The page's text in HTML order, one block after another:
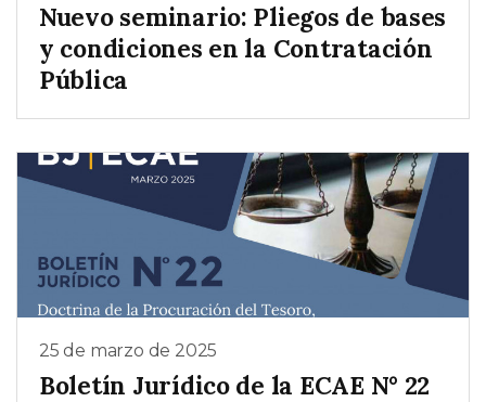
Nuevo seminario: Pliegos de bases
y condiciones en la Contratación
Pública
25 de marzo de 2025
Boletín Jurídico de la ECAE N° 22